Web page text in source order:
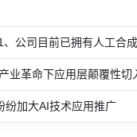
公司目前已拥有人工合
业革命下应用层颠覆性切
纷加大AI技术应用推广